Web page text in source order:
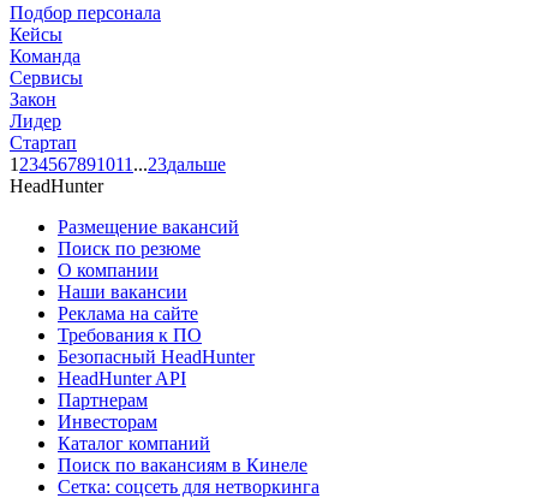
Подбор персонала
Кейсы
Команда
Сервисы
Закон
Лидер
Стартап
1 234567891011 ...23дальше
HeadHunter
Размещение вакансий
Поиск по резюме
О компании
Наши вакансии
Реклама на сайте
Требования к ПО
Безопасный HeadHunter
HeadHunter API
Партнерам
Инвесторам
Каталог компаний
Поиск по вакансиям в Кинеле
Сетка: соцсеть для нетворкинга